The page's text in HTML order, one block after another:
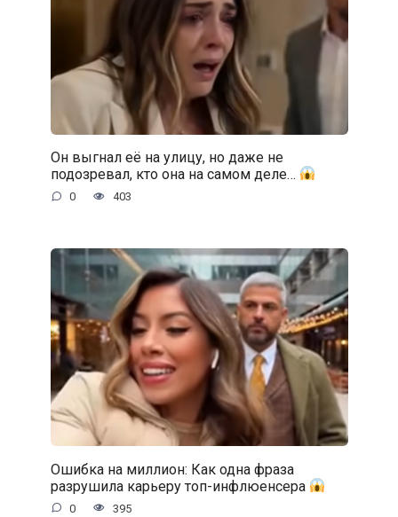
Он выгнал её на улицу, но даже не
подозревал, кто она на самом деле…
0 403
Ошибка на миллион: Как одна фраза
разрушила карьеру топ-инфлюенсера
0 395